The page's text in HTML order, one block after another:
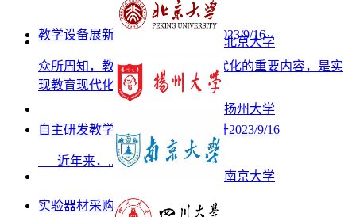
北京大学
扬州大学
南京大学
教学设备展新貌智“趣”课堂促发 2023/9/16
众所周知，教育信息化是教育现代化的重要内容，是实
现教育现代化的重要步，...
自主研发教学仪器设备，努力提升2023/9/16
近年来，...
实验器材采购注意事项 2023/9/16